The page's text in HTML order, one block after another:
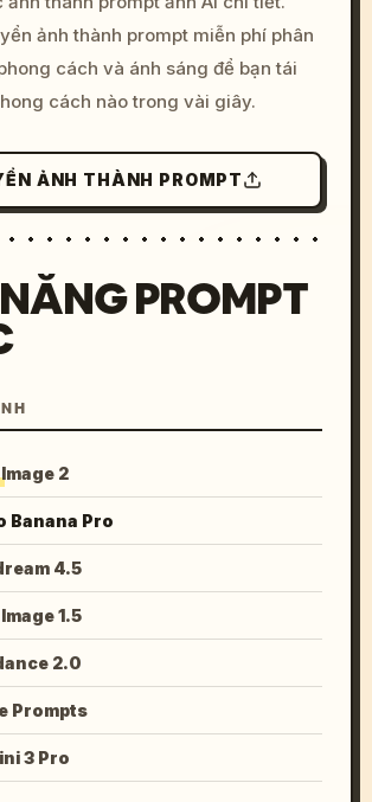
c, cyberpunk sunset, neon
colors, 8k --v 6.0
ảnh thành prompt miễn phí phân
cách và ánh sáng để bạn tái
cách nào trong vài giây.
ẢNH THÀNH PROMPT
PROMPT
2
Banana Pro
4.5
1.5
2.0
Prompts
3 Pro